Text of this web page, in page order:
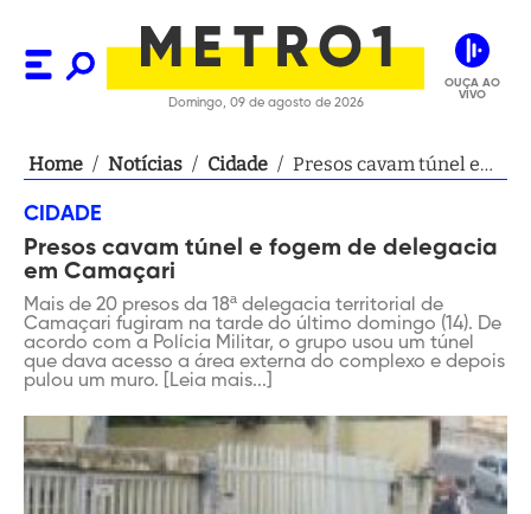
Domingo, 09 de agosto de 2026
OUÇA AO
VIVO
Home / Notícias / Cidade / Presos cavam túnel e
CIDADE
Presos cavam túnel e fogem de delegacia
em Camaçari
Mais de 20 presos da 18ª delegacia territorial de
Camaçari fugiram na tarde do último domingo (14). De
acordo com a Polícia Militar, o grupo usou um túnel
que dava acesso a área externa do complexo e depois
pulou um muro. [Leia mais...]